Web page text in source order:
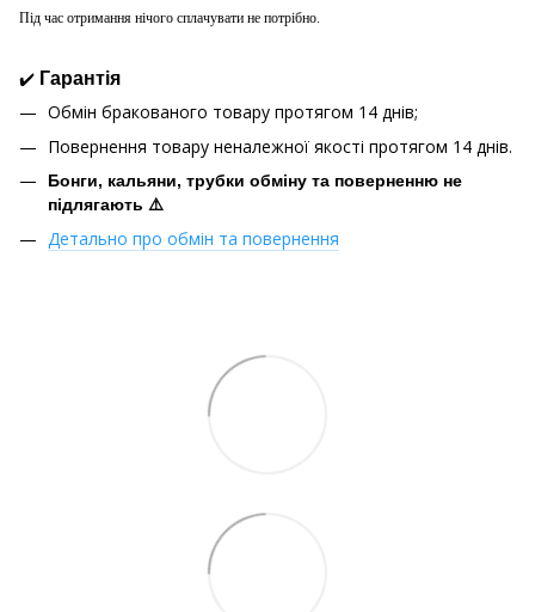
Під час отримання нічого сплачувати не потрібно.
✔️ Гарантія
Обмін бракованого товару протягом 14 днів;
Повернення товару неналежної якості протягом 14 днів.
Бонги, кальяни, трубки обміну та поверненню не
підлягають ⚠️
Детально про обмін та повернення